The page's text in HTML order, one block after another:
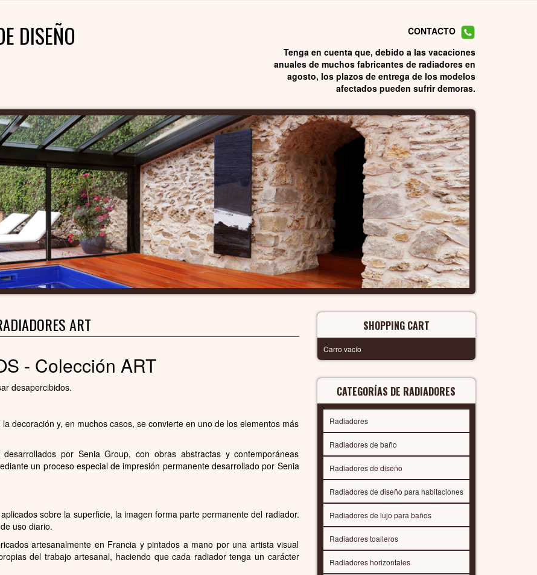
DISEÑO
CONTACTO
Tenga en cuenta que, debido a las vacaciones
anuales de muchos fabricantes de radiadores en
agosto, los plazos de entrega de los modelos
afectados pueden sufrir demoras.
ART
- Colección ART
desapercibidos.
decoración y, en muchos casos, se convierte en uno de los elementos más
por Senia Group, con obras abstractas y contemporáneas
un proceso especial de impresión permanente desarrollado por Senia
sobre la superficie, la imagen forma parte permanente del radiador.
uso diario.
artesanalmente en Francia y pintados a mano por una artista visual
del trabajo artesanal, haciendo que cada radiador tenga un carácter
SHOPPING CART
Carro vacío
CATEGORÍAS DE RADIADORES
Radiadores
Radiadores de baño
Radiadores de diseño
Radiadores de diseño para habitaciones
Radiadores de lujo para baños
Radiadores toalleros
Radiadores horizontales